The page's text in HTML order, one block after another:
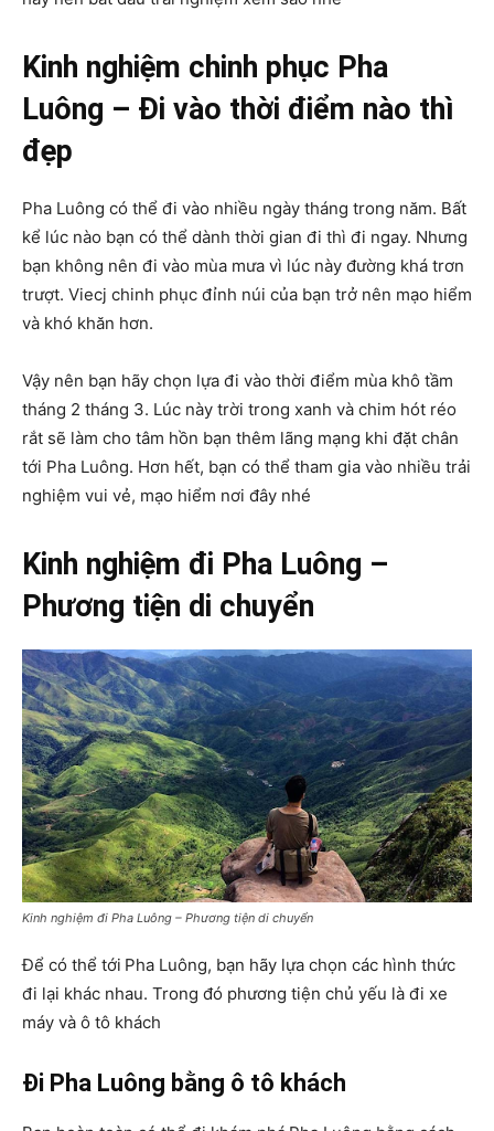
Kinh nghiệm chinh phục Pha
Luông – Đi vào thời điểm nào thì
đẹp
Pha Luông có thể đi vào nhiều ngày tháng trong năm. Bất
kể lúc nào bạn có thể dành thời gian đi thì đi ngay. Nhưng
bạn không nên đi vào mùa mưa vì lúc này đường khá trơn
trượt. Viecj chinh phục đỉnh núi của bạn trở nên mạo hiểm
và khó khăn hơn.
Vậy nên bạn hãy chọn lựa đi vào thời điểm mùa khô tầm
tháng 2 tháng 3. Lúc này trời trong xanh và chim hót réo
rắt sẽ làm cho tâm hồn bạn thêm lãng mạng khi đặt chân
tới Pha Luông. Hơn hết, bạn có thể tham gia vào nhiều trải
nghiệm vui vẻ, mạo hiểm nơi đây nhé
Kinh nghiệm đi Pha Luông –
Phương tiện di chuyển
Kinh nghiệm đi Pha Luông – Phương tiện di chuyển
Để có thể tới Pha Luông, bạn hãy lựa chọn các hình thức
đi lại khác nhau. Trong đó phương tiện chủ yếu là đi xe
máy và ô tô khách
Đi Pha Luông bằng ô tô khách